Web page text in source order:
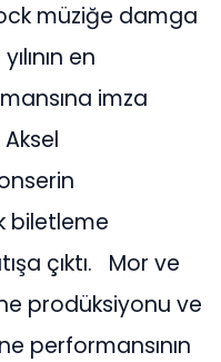
müziğe damga
en
imza
biletleme
çıktı. Mor ve
prodüksiyonu ve
performansının